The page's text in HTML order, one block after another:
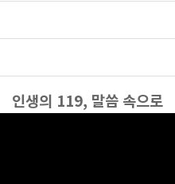
인생의 119, 말씀 속으로